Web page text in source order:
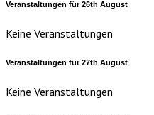
Veranstaltungen für26th August
Keine Veranstaltungen
Veranstaltungen für27th August
Keine Veranstaltungen